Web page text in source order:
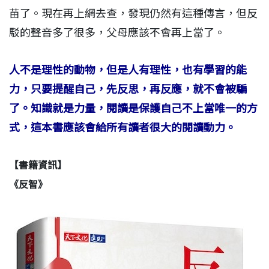
苗了。現在再上網去查，發現仍然有這種傳言，但反
駁的聲音多了很多，父母應該不會再上當了。
人不是理性的動物，但是人有理性，也有學習的能
力，只要提醒自己，先反思，再反應，就不會被騙
了。知識就是力量，閱讀是保護自己不上當唯一的方
式，這本書應該會給所有讀者很大的閱讀動力。
【書籍資訊】
《反智》